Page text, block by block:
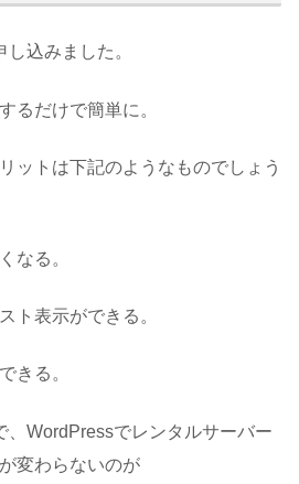
込みました。
るだけで簡単に。
ットは下記のようなものでしょう
なる。
ト表示ができる。
きる。
、WordPressでレンタルサーバー
変わらないのが